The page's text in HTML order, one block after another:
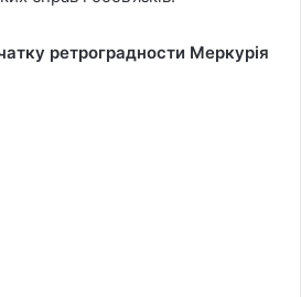
ретроградности Меркурія